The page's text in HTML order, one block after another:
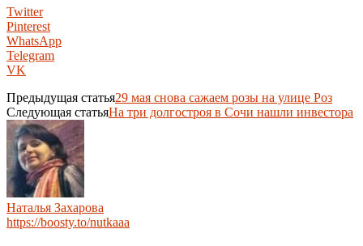
Twitter
Pinterest
WhatsApp
Telegram
VK
Предыдущая статья29 мая снова сажаем розы на улице Роз
Следующая статьяНа три долгостроя в Сочи нашли инвестора
Наталья Захарова
https://boosty.to/nutkaaa